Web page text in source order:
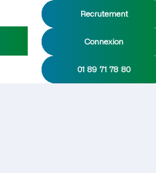
Recrutement
Connexion
01 89 71 78 80